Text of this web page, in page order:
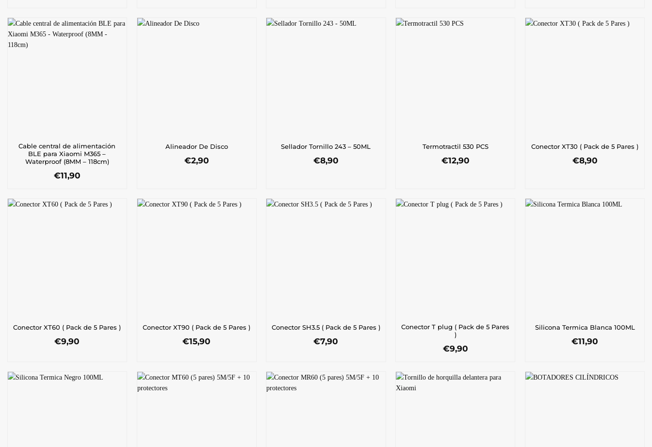
Cable central de alimentación
BLE para Xiaomi M365 –
Waterproof (8MM – 118cm)
€11,90
Alineador De Disco
€2,90
Sellador Tornillo 243 – 50ML
€8,90
Termotractil 530 PCS
€12,90
Conector XT30 ( Pack de 5 Pares )
€8,90
Conector XT60 ( Pack de 5 Pares )
€9,90
Conector XT90 ( Pack de 5 Pares )
€15,90
Conector SH3.5 ( Pack de 5 Pares )
€7,90
Conector T plug ( Pack de 5 Pares
)
€9,90
Silicona Termica Blanca 100ML
€11,90